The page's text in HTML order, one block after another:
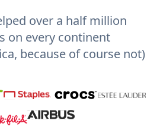
over a half million
on every continent
because of course not)